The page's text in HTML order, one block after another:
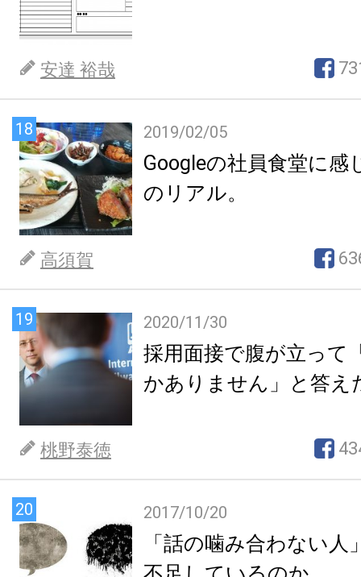
安達 裕哉
18 2019/02/05
Googleの社員食堂に感
のリアル。
高須賀
19 2020/11/30
採用面接で腹が立って
かありません」と答え
桃野泰徳
20 2017/10/20
「話の噛み合わない人